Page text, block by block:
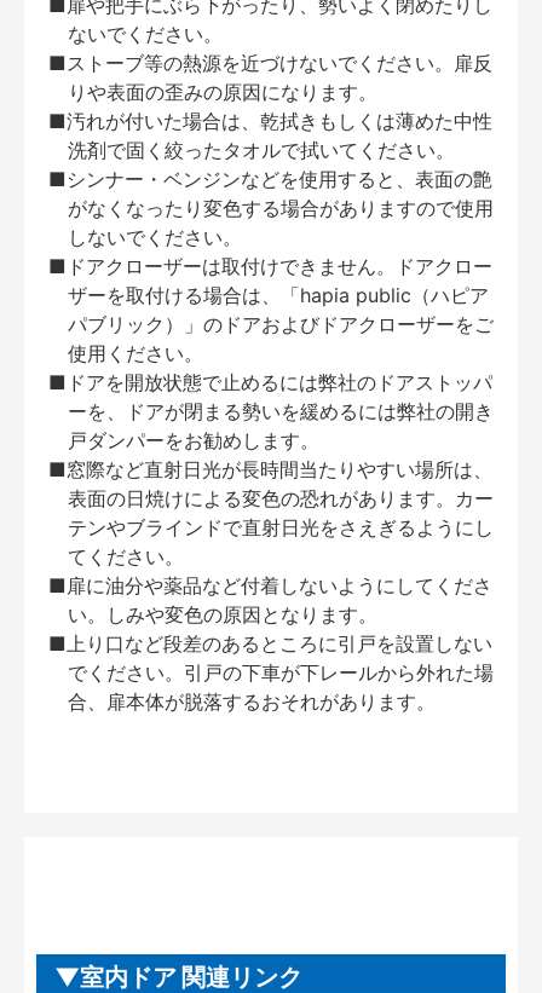
■扉や把手にぶら下がったり、勢いよく閉めたりし
ないでください。
■ストーブ等の熱源を近づけないでください。扉反
りや表面の歪みの原因になります。
■汚れが付いた場合は、乾拭きもしくは薄めた中性
洗剤で固く絞ったタオルで拭いてください。
■シンナー・ベンジンなどを使用すると、表面の艶
がなくなったり変色する場合がありますので使用
しないでください。
■ドアクローザーは取付けできません。ドアクロー
ザーを取付ける場合は、「hapia public（ハピア
パブリック）」のドアおよびドアクローザーをご
使用ください。
■ドアを開放状態で止めるには弊社のドアストッパ
ーを、ドアが閉まる勢いを緩めるには弊社の開き
戸ダンパーをお勧めします。
■窓際など直射日光が長時間当たりやすい場所は、
表面の日焼けによる変色の恐れがあります。カー
テンやブラインドで直射日光をさえぎるようにし
てください。
■扉に油分や薬品など付着しないようにしてくださ
い。しみや変色の原因となります。
■上り口など段差のあるところに引戸を設置しない
でください。引戸の下車が下レールから外れた場
合、扉本体が脱落するおそれがあります。
室内ドア 関連リンク